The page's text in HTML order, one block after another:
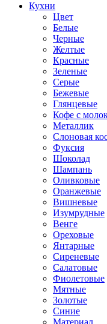
Кухни
Цвет
Белые
Черные
Желтые
Красные
Зеленые
Серые
Бежевые
Глянцевые
Кофе с
Металлик
Слоновая
Фуксия
Шоколад
Шампань
Оливковые
Оранжевые
Вишневые
Изумрудные
Венге
Ореховые
Янтарные
Сиреневые
Салатовые
Фиолетовые
Мятные
Золотые
Синие
Материал